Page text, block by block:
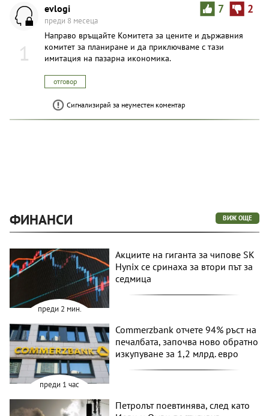
1
7 2
evlogi
преди 8 месеца
Направо връщайте Комитета за цените и държавния
комитет за планиране и да приключваме с тази
имитация на пазарна икономика.
отговор
Сигнализирай за неуместен коментар
ФИНАНСИ ВИЖ ОЩЕ
преди 2 мин.
Акциите на гиганта за чипове SK
Hynix се сринаха за втори път за
седмица
преди 1 час
Commerzbank отчете 94% ръст на
печалбата, започва ново обратно
изкупуване за 1,2 млрд. евро
Петролът поевтинява, след като